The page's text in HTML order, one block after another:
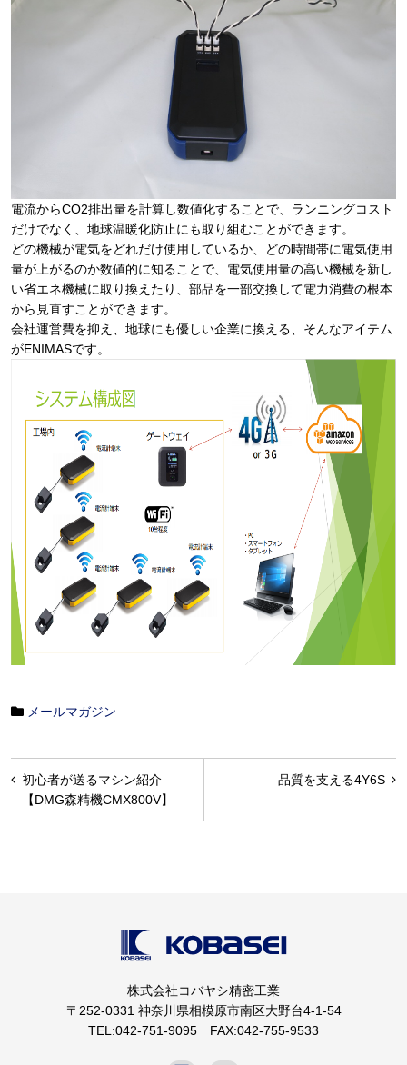
電流からCO2排出量を計算し数値化することで、ランニングコスト
だけでなく、地球温暖化防止にも取り組むことができます。
どの機械が電気をどれだけ使用しているか、どの時間帯に電気使用
量が上がるのか数値的に知ることで、電気使用量の高い機械を新し
い省エネ機械に取り換えたり、部品を一部交換して電力消費の根本
から見直すことができます。
会社運営費を抑え、地球にも優しい企業に換える、そんなアイテム
がENIMASです。
メールマガジン
投
品質を支える4Y6S
初心者が送るマシン紹介
【DMG森精機CMX800V】
株式会社コバヤシ精密工業
〒252-0331 神奈川県相模原市南区大野台4-1-54
TEL:042-751-9095 FAX:042-755-9533